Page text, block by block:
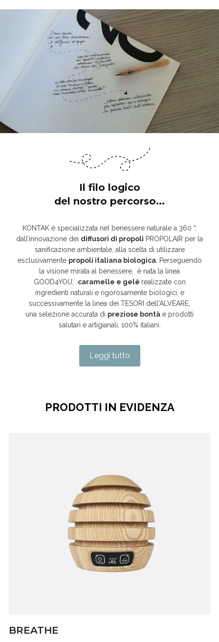
Il filo logico
del nostro percorso...
KONTAK è specializzata nel benessere naturale a 360 °:
dall’innovazione dei diffusori di propoli PROPOLAIR per la
sanificazione ambientale, alla scelta di utilizzare
esclusivamente propoli italiana biologica. Perseguendo
la visione mirata al benessere, è nata la linea
GOOD4YOU, caramelle e gelè realizzate con
ingredienti naturali e rigorosamente biologici, e
successivamente la linea dei TESORI dell'ALVEARE,
una selezione accurata di preziose bontà e prodotti
salutari e artigianali, 100% italiani.
Leggi tutto
PRODOTTI IN EVIDENZA
BREATHE